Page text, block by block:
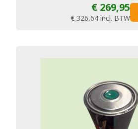
€ 269,95
€ 326,64 incl. BTW